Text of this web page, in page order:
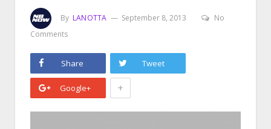
By LANOTTA September 8, 2013
No
Comments
Share Tweet
Google+ +